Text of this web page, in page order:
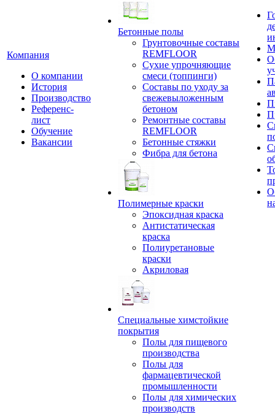
Компания
О компании
История
Производство
Референс-
лист
Обучение
Вакансии
Бетонные полы
Грунтовочные составы
REMFLOOR
Сухие упрочняющие
смеси (топпинги)
Составы по уходу за
свежевыложенным
бетоном
Ремонтные составы
REMFLOOR
Бетонные стяжки
Фибра для бетона
Полимерные краски
Эпоксидная краска
Антистатическая
краска
Полиуретановые
краски
Акриловая
Специальные химстойкие
покрытия
Полы для пищевого
производства
Полы для
фармацевтической
промышленности
Полы для химических
производств